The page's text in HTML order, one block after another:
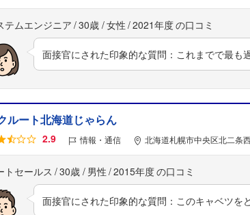
テムエンジニア 30歳 女性 2021年度
面接官にされた印象的な質問：これまでで最
ルート北海道じゃらん
2.9 情報・通信 北海道札幌市中央区北二条
トセールス 30歳 男性 2015年度
面接官にされた印象的な質問：このキャベツ